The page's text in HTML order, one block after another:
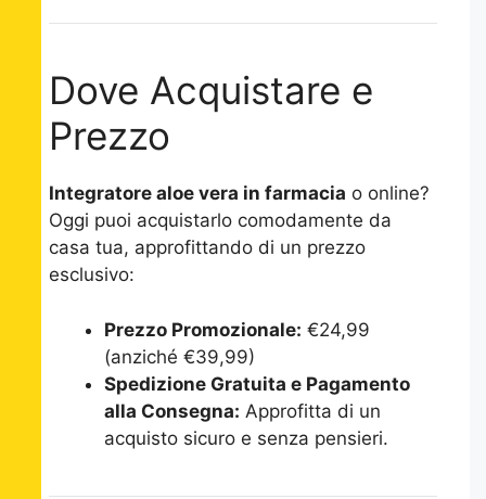
Dove Acquistare e
Prezzo
Integratore aloe vera in farmacia o online?
Oggi puoi acquistarlo comodamente da
casa tua, approfittando di un prezzo
esclusivo:
Prezzo Promozionale: €24,99
(anziché €39,99)
Spedizione Gratuita e Pagamento
alla Consegna: Approfitta di un
acquisto sicuro e senza pensieri.